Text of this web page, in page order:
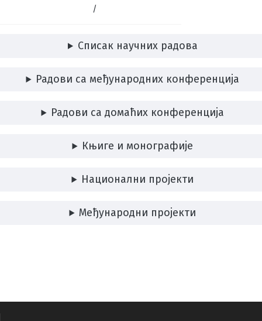
/
Списак научних радова
Радови са међународних конференција
Радови са домаћих конференција
Књиге и монографије
Национални пројекти
Међународни пројекти